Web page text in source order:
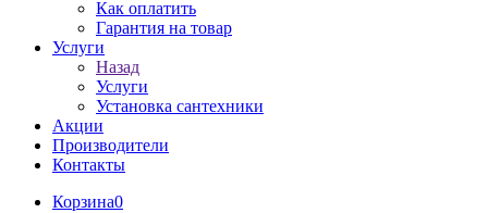
Как оплатить
Гарантия на товар
Услуги
Назад
Услуги
Установка сантехники
Акции
Производители
Контакты
Корзина0